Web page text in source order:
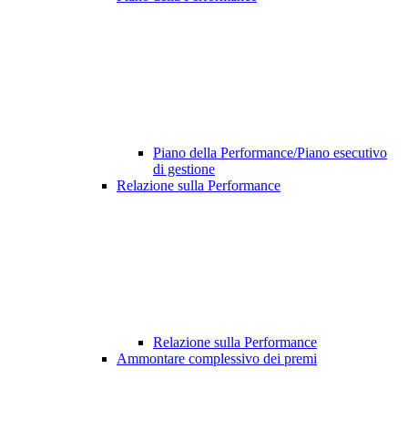
Piano della Performance/Piano esecutivo
di gestione
Relazione sulla Performance
Relazione sulla Performance
Ammontare complessivo dei premi